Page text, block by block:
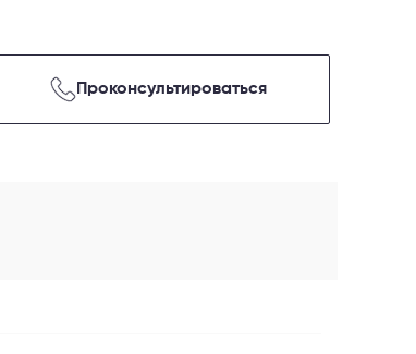
Проконсультироваться